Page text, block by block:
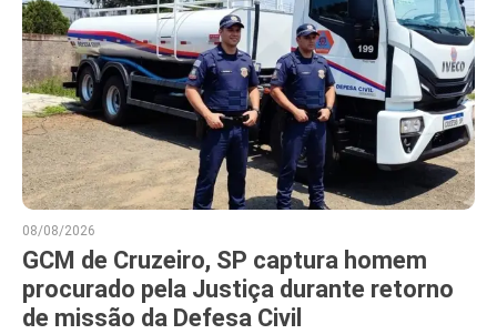
08/08/2026
GCM de Cruzeiro, SP captura homem
procurado pela Justiça durante retorno
de missão da Defesa Civil